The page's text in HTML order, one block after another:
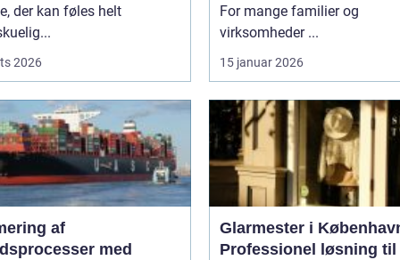
der kan føles helt
2026
For mange familier og
virksomheder ...
15 januar 2026
af
med
Glarmester i
Professionel løsning til